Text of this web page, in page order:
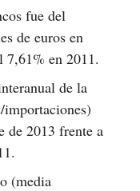
fue del
de euros en
7,61% en 2011.
de la
importaciones)
de 2013 frente a
(media